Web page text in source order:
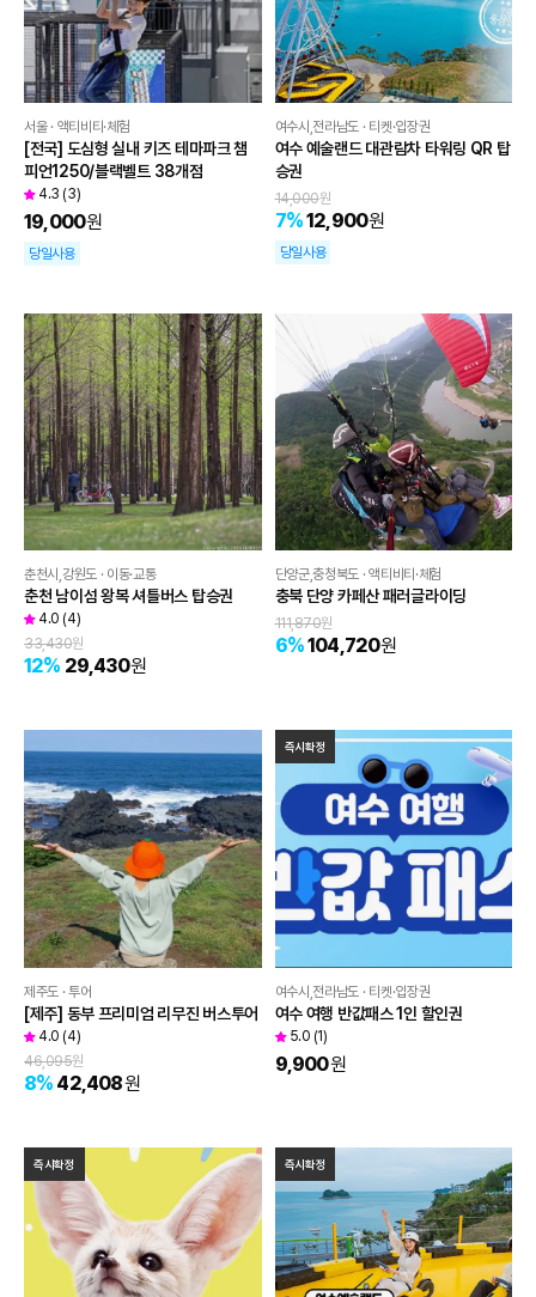
서울 · 액티비티·체험
[전국] 도심형 실내 키즈 테마파크 챔
피언1250/블랙벨트 38개점
4.3 (3)
19,000원
당일사용
여수시,전라남도 · 티켓·입장권
여수 예술랜드 대관람차 타워링 QR 탑
승권
14,000원
7%12,900원
당일사용
춘천시,강원도 · 이동·교통
춘천 남이섬 왕복 셔틀버스 탑승권
4.0 (4)
33,430원
12% 29,430원
단양군,충청북도 · 액티비티·체험
충북 단양 카페산 패러글라이딩
111,870원
6%104,720원
제주도 · 투어
[제주] 동부 프리미엄 리무진 버스투어
4.0 (4)
46,095원
8% 42,408원
즉시확정
여수시,전라남도 · 티켓·입장권
여수 여행 반값패스 1인 할인권
5.0 (1)
9,900원
즉시확정 즉시확정